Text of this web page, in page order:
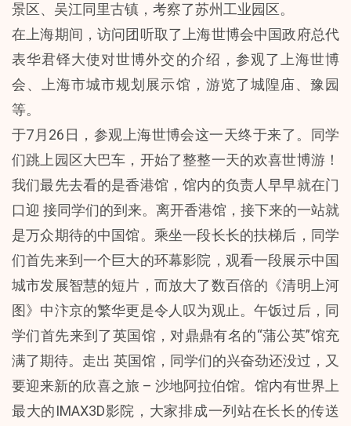
景区、吴江同里古镇，考察了苏州工业园区。
在上海期间，访问团听取了上海世博会中国政府总代
表华君铎大使对世博外交的介绍，参观了上海世博
会、上海市城市规划展示馆，游览了城隍庙、豫园
等。
于7月26日，参观上海世博会这一天终于来了。同学
们跳上园区大巴车，开始了整整一天的欢喜世博游！
我们最先去看的是香港馆，馆内的负责人早早就在门
口迎 接同学们的到来。离开香港馆，接下来的一站就
是万众期待的中国馆。乘坐一段长长的扶梯后，同学
们首先来到一个巨大的环幕影院，观看一段展示中国
城市发展智慧的短片，而放大了数百倍的《清明上河
图》中汴京的繁华更是令人叹为观止。午饭过后，同
学们首先来到了英国馆，对鼎鼎有名的“蒲公英”馆充
满了期待。走出 英国馆，同学们的兴奋劲还没过，又
要迎来新的欣喜之旅 – 沙地阿拉伯馆。馆内有世界上
最大的IMAX3D影院，大家排成一列站在长长的传送